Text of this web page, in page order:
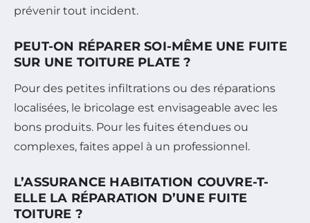
prévenir tout incident.
PEUT-ON RÉPARER SOI-MÊME UNE FUITE
SUR UNE TOITURE PLATE ?
Pour des petites infiltrations ou des réparations
localisées, le bricolage est envisageable avec les
bons produits. Pour les fuites étendues ou
complexes, faites appel à un professionnel.
L’ASSURANCE HABITATION COUVRE-T-
ELLE LA RÉPARATION D’UNE FUITE
TOITURE ?